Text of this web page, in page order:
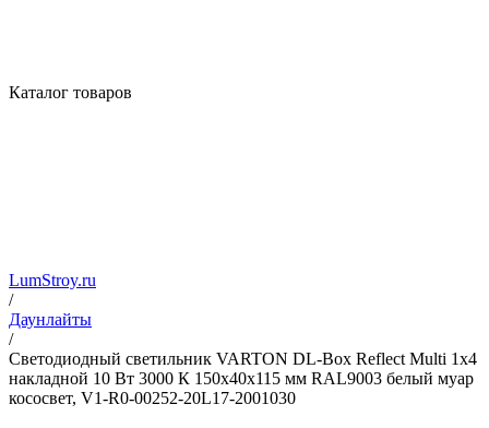
Каталог товаров
LumStroy.ru
/
Даунлайты
/
Светодиодный светильник VARTON DL-Box Reflect Multi 1x4
накладной 10 Вт 3000 К 150х40х115 мм RAL9003 белый муар
кососвет, V1-R0-00252-20L17-2001030